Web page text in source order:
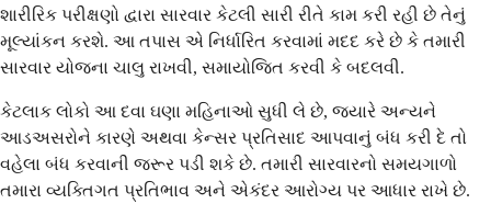
શારીરિક પરીક્ષણો દ્વારા સારવાર કેટલી સારી રીતે કામ કરી રહી છે તેનું
મૂલ્યાંકન કરશે. આ તપાસ એ નિર્ધારિત કરવામાં મદદ કરે છે કે તમારી
સારવાર યોજના ચાલુ રાખવી, સમાયોજિત કરવી કે બદલવી.
કેટલાક લોકો આ દવા ઘણા મહિનાઓ સુધી લે છે, જ્યારે અન્યને
આડઅસરોને કારણે અથવા કેન્સર પ્રતિસાદ આપવાનું બંધ કરી દે તો
વહેલા બંધ કરવાની જરૂર પડી શકે છે. તમારી સારવારનો સમયગાળો
તમારા વ્યક્તિગત પ્રતિભાવ અને એકંદર આરોગ્ય પર આધાર રાખે છે.